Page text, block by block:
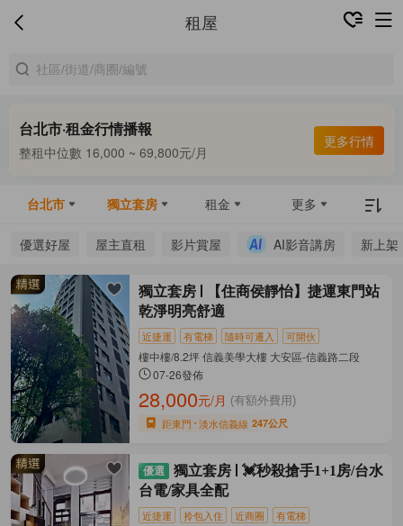
租屋
台北市·租金行情播報
合租中位數 9,800 ~ 13,000元/月
整租中位數 16,000 ~ 69,800元/月
更多行情
台北市 獨立套房 租金 更多
優選好屋 屋主直租 影片賞屋 AI影音講房 新上架
獨立套房
【住商侯靜怡】捷運東門站
乾淨明亮舒適
近捷運 有電梯 隨時可遷入 可開伙
樓中樓/8.2坪 信義美學大樓 大安區-信義路二段
07-26發佈
28,000元/月 (有額外費用)
距東門 淡水信義線 247公尺
獨立套房
💓秒殺搶手1+1房/台水
台電/家具全配
近捷運 拎包入住 近商圈 有電梯